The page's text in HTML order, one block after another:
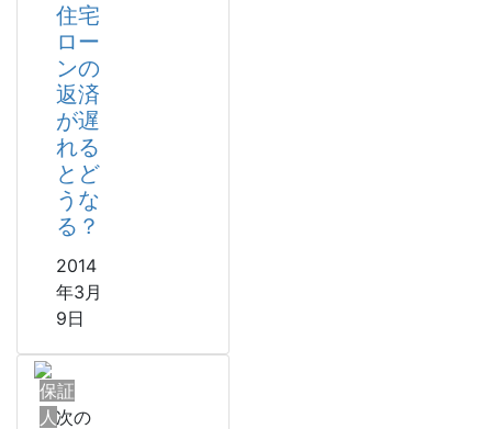
住宅
ロー
ンの
返済
が遅
れる
とど
うな
る？
2014
年3月
9日
保証
人 次の